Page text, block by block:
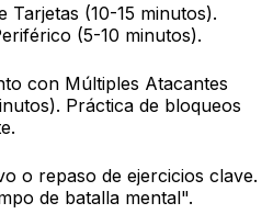
Tarjetas (10-15 minutos).
(5-10 minutos).
con Múltiples Atacantes
Práctica de bloqueos
o repaso de ejercicios clave.
de batalla mental".